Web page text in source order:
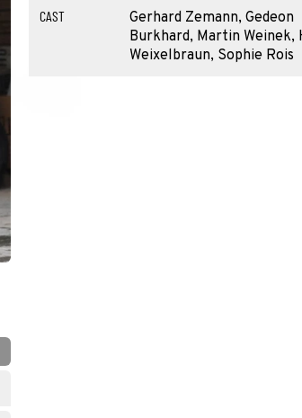
CAST
Gerhard Zemann, Gedeon
Burkhard, Martin Weinek,
Weixelbraun, Sophie Rois